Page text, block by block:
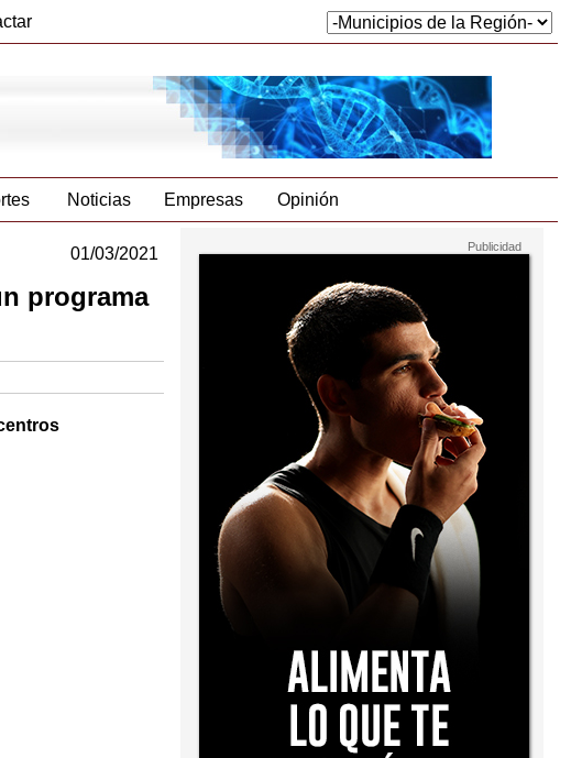
Noticias Empresas Opinión
01/03/2021
programa